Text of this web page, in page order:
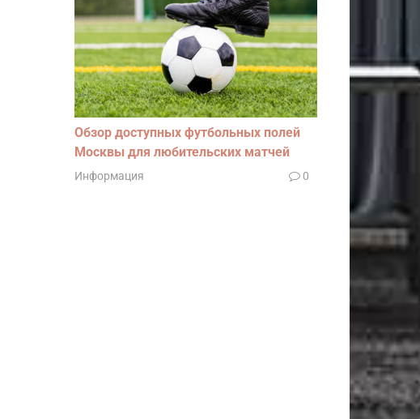
Обзор доступных футбольных полей
Москвы для любительских матчей
Информация 0